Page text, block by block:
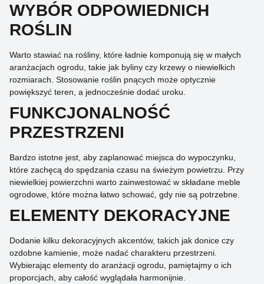
WYBÓR ODPOWIEDNICH
ROŚLIN
Warto stawiać na rośliny, które ładnie komponują się w małych
aranżacjach ogrodu, takie jak byliny czy krzewy o niewielkich
rozmiarach. Stosowanie roślin pnących może optycznie
powiększyć teren, a jednocześnie dodać uroku.
FUNKCJONALNOŚĆ
PRZESTRZENI
Bardzo istotne jest, aby zaplanować miejsca do wypoczynku,
które zachęcą do spędzania czasu na świeżym powietrzu. Przy
niewielkiej powierzchni warto zainwestować w składane meble
ogrodowe, które można łatwo schować, gdy nie są potrzebne.
ELEMENTY DEKORACYJNE
Dodanie kilku dekoracyjnych akcentów, takich jak donice czy
ozdobne kamienie, może nadać charakteru przestrzeni.
Wybierając elementy do aranżacji ogrodu, pamiętajmy o ich
proporcjach, aby całość wyglądała harmonijnie.